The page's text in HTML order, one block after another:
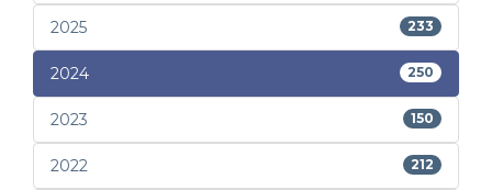
2025 233
2024 250
2023 150
2022 212